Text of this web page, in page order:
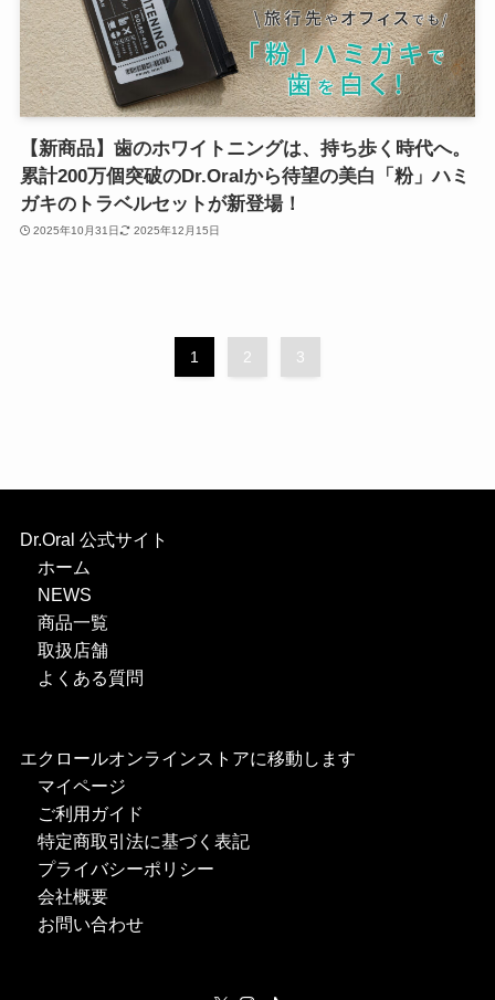
【新商品】歯のホワイトニングは、持ち歩く時代へ。
累計200万個突破のDr.Oralから待望の美白「粉」ハミ
ガキのトラベルセットが新登場！
2025年10月31日 2025年12月15日
1 2 3
Dr.Oral 公式サイト
ホーム
NEWS
商品一覧
取扱店舗
よくある質問
エクロールオンラインストアに移動します
マイページ
ご利用ガイド
特定商取引法に基づく表記
プライバシーポリシー
会社概要
お問い合わせ